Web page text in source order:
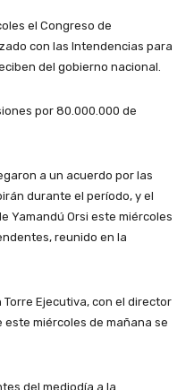
el Congreso de
con las Intendencias para
del gobierno nacional.
por 80.000.000 de
a un acuerdo por las
durante el período, y el
Yamandú Orsi este miércoles
reunido en la
Ejecutiva, con el director
este miércoles de mañana se
del mediodía a la